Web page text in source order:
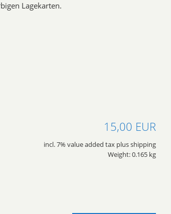
Lagekarten.
15,00 EUR
incl. 7% value added tax plus shipping
Weight: 0.165 kg